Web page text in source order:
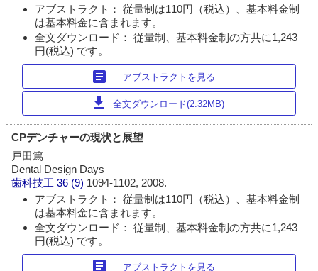
アブストラクト： 従量制は110円（税込）、基本料金制
は基本料金に含まれます。
全文ダウンロード： 従量制、基本料金制の方共に1,243
円(税込) です。
article アブストラクトを見る
download 全文ダウンロード(2.32MB)
CPデンチャーの現状と展望
戸田篤
Dental Design Days
歯科技工 36 (9) 1094-1102, 2008.
アブストラクト： 従量制は110円（税込）、基本料金制
は基本料金に含まれます。
全文ダウンロード： 従量制、基本料金制の方共に1,243
円(税込) です。
article アブストラクトを見る